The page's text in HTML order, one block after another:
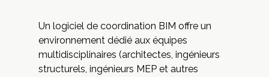
Un logiciel de coordination BIM offre un
environnement dédié aux équipes
multidisciplinaires (architectes, ingénieurs
structurels, ingénieurs MEP et autres